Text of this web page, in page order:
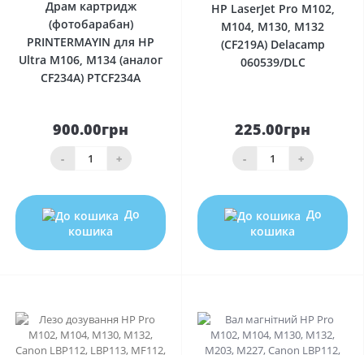
Драм картридж
(фотобарабан)
PRINTERMAYIN для HP
Ultra M106, M134 (аналог
CF234A) PTCF234A
900.00грн
- +
До
кошика
HP LaserJet Pro M102,
M104, M130, M132
(CF219A) Delacamp
060539/DLC
225.00грн
- +
До
кошика